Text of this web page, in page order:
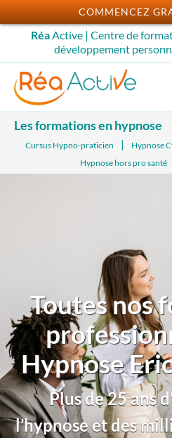
Passer
au
contenu
RéaActive | Centre de
développement
Les formations en hypnose
Cursus Hypno-praticien Hypnose
Hypnose hors pro santé
Toutes nos
Hypnose
Plus de 25 ans
l’hypnose et des
COMMENCEZ